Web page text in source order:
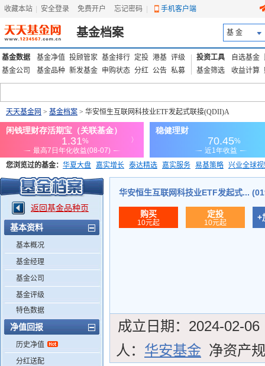
收藏本站 安全登录 免费开户 忘记密码 手机客户端
基金档案 基 金
基金数据 基金净值 投顾管家 基金排行 定投 港基 评级
基金公司
基金品种 新发基金 申购状态 分红 公告 私募
投资工具 自选基金
基金筛选
收益计算
天天基金网 > 基金档案 > 华安恒生互联网科技业ETF发起式联接(QDII)A
您浏览过的基金： 华夏大盘 嘉实增长 泰达精选 嘉实服务 易基策略 兴业全球
添富优势 华安宏利 上证180价值ETF
返回基金品种页
基本资料
基本概况
基金经理
基金公司
基金评级
特色数据
净值回报
历史净值
分红送配
华安恒生互联网科技业ETF发起式...
购买
10元起
定投
10元起
+
成立日期： 2024-02-06
人： 华安基金 净资产